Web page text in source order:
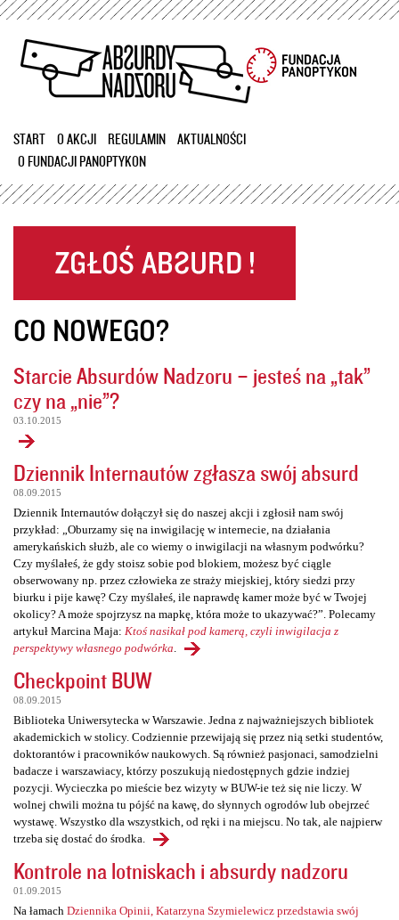
Przejdź
treści
START O AKCJI REGULAMIN
AKTUALNOŚCI
O FUNDACJI PANOPTYKON
CO NOWEGO?
Starcie Absurdów Nadzoru – jesteś na „tak”
czy na „nie”?
03.10.2015
Dziennik Internautów zgłasza swój absurd
08.09.2015
Dziennik Internautów dołączył się do naszej akcji i zgłosił nam swój
przykład: „Oburzamy się na inwigilację w internecie, na działania
amerykańskich służb, ale co wiemy o inwigilacji na własnym podwórku?
Czy myślałeś, że gdy stoisz sobie pod blokiem, możesz być ciągle
obserwowany np. przez człowieka ze straży miejskiej, który siedzi przy
biurku i pije kawę? Czy myślałeś, ile naprawdę kamer może być w Twojej
okolicy? A może spojrzysz na mapkę, która może to ukazywać?”. Polecamy
artykuł Marcina Maja: Ktoś nasikał pod kamerą, czyli inwigilacja z
perspektywy własnego podwórka
Checkpoint BUW
08.09.2015
Biblioteka Uniwersytecka w Warszawie. Jedna z najważniejszych bibliotek
akademickich w stolicy. Codziennie przewijają się przez nią setki studentów,
doktorantów i pracowników naukowych. Są również pasjonaci, samodzielni
badacze i warszawiacy, którzy poszukują niedostępnych gdzie indziej
pozycji. Wycieczka po mieście bez wizyty w BUW-ie też się nie liczy. W
wolnej chwili można tu pójść na kawę, do słynnych ogrodów lub obejrzeć
wystawę. Wszystko dla wszystkich, od ręki i na miejscu. No tak, ale najpierw
trzeba się dostać do środka.
Kontrole na lotniskach i absurdy nadzoru
01.09.2015
Na łamach Dziennika Opinii, Katarzyna Szymielewicz przedstawia swój